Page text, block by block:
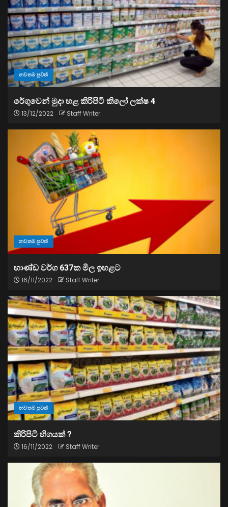
නවතම පුවත්
රේගුවෙන් මුදා හළ කිරිපිටි කිලෝ ලක්ෂ 4
13/12/2022 Staff Writer
නවතම පුවත්
භාණ්ඩ වර්ග 637ක මිල ඉහළට
16/11/2022 Staff Writer
නවතම පුවත්
කිරිපිටි හිගයක් ?
16/11/2022 Staff Writer